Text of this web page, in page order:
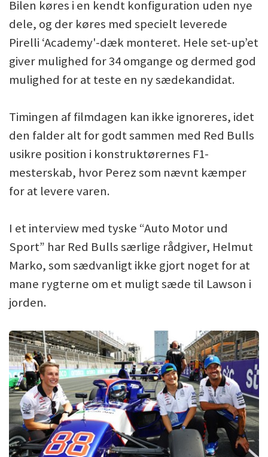
Bilen køres i en kendt konfiguration uden nye
dele, og der køres med specielt leverede
Pirelli ‘Academy'-dæk monteret. Hele set-up’et
giver mulighed for 34 omgange og dermed god
mulighed for at teste en ny sædekandidat.
Timingen af filmdagen kan ikke ignoreres, idet
den falder alt for godt sammen med Red Bulls
usikre position i konstruktørernes F1-
mesterskab, hvor Perez som nævnt kæmper
for at levere varen.
I et interview med tyske “Auto Motor und
Sport” har Red Bulls særlige rådgiver, Helmut
Marko, som sædvanligt ikke gjort noget for at
mane rygterne om et muligt sæde til Lawson i
jorden.